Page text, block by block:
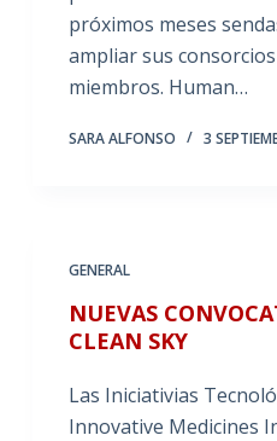
próximos meses
ampliar sus
miembros. Human…
SARA ALFONSO 3
GENERAL
NUEVAS
CLEAN SKY
Las Iniciativias
Innovative Medicines